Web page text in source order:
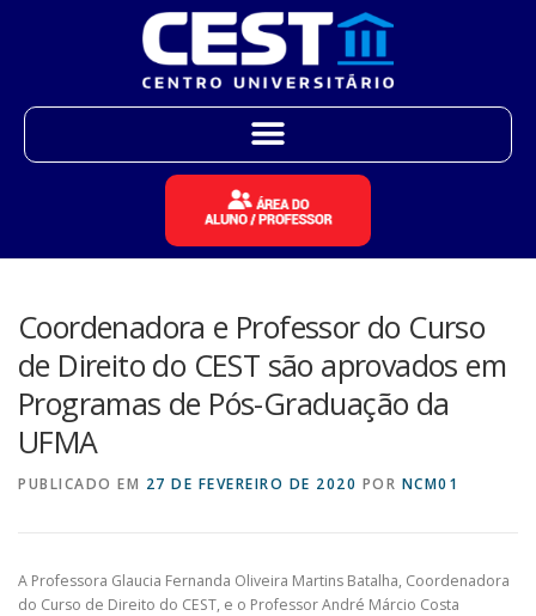
Coordenadora e Professor do Curso
de Direito do CEST são aprovados em
Programas de Pós-Graduação da
UFMA
PUBLICADO EM 27 DE FEVEREIRO DE 2020 POR NCM01
A Professora Glaucia Fernanda Oliveira Martins Batalha, Coordenadora
do Curso de Direito do CEST, e o Professor André Márcio Costa